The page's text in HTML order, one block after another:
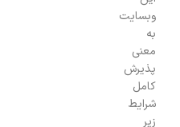
وبسایت
به
معنی
پذیرش
کامل
شرایط
زیر